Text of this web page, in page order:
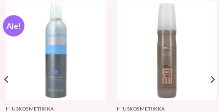
Ale!
HIUSKOSMETIIKKA HIUSKOSMETIIKKA